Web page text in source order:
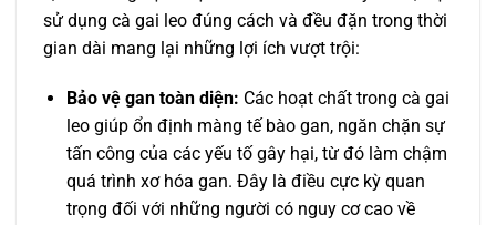
sử dụng cà gai leo đúng cách và đều đặn trong thời
gian dài mang lại những lợi ích vượt trội:
Bảo vệ gan toàn diện: Các hoạt chất trong cà gai
leo giúp ổn định màng tế bào gan, ngăn chặn sự
tấn công của các yếu tố gây hại, từ đó làm chậm
quá trình xơ hóa gan. Đây là điều cực kỳ quan
trọng đối với những người có nguy cơ cao về